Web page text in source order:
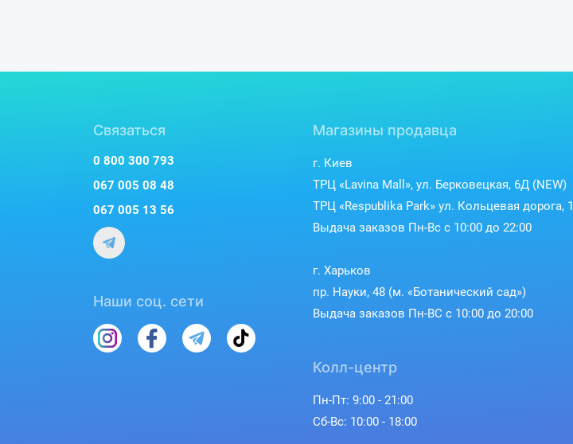
Связаться
0 800 300 793
067 005 08 48
067 005 13 56
Наши соц. сети
Магазины продавца
г. Киев
ТРЦ «Lavina Mall», ул. Берковецкая, 6Д (NEW)
ТРЦ «Respublika Park» ул. Кольцевая дорога, 1
Выдача заказов Пн-Вс с 10:00 до 22:00
г. Харьков
пр. Науки, 48 (м. «Ботанический сад»)
Выдача заказов Пн-ВС с 10:00 до 20:00
Колл-центр
Пн-Пт: 9:00 - 21:00
Сб-Вс: 10:00 - 18:00